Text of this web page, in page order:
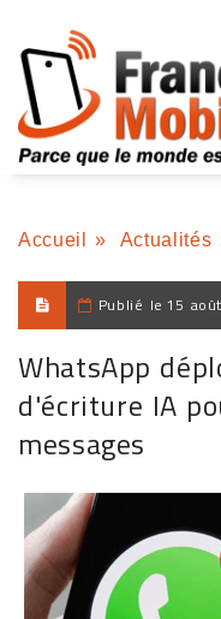
Accueil » Actualités
Publié le 15
WhatsApp
d'écriture IA
messages